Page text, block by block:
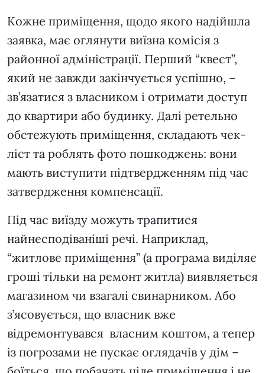
Кожне приміщення, щодо якого надійшла
заявка, має оглянути виїзна комісія з
районної адміністрації. Перший “квест”,
який не завжди закінчується успішно, –
зв’язатися з власником і отримати доступ
до квартири або будинку. Далі ретельно
обстежують приміщення, складають чек-
ліст та роблять фото пошкоджень: вони
мають виступити підтвердженням під час
затвердження компенсації.
Під час виїзду можуть трапитися
найнесподіваніші речі. Наприклад,
“житлове приміщення” (а програма виділяє
гроші тільки на ремонт житла) виявляється
магазином чи взагалі свинарником. Або
з’ясовується, що власник вже
відремонтувався власним коштом, а тепер
із погрозами не пускає оглядачів у дім –